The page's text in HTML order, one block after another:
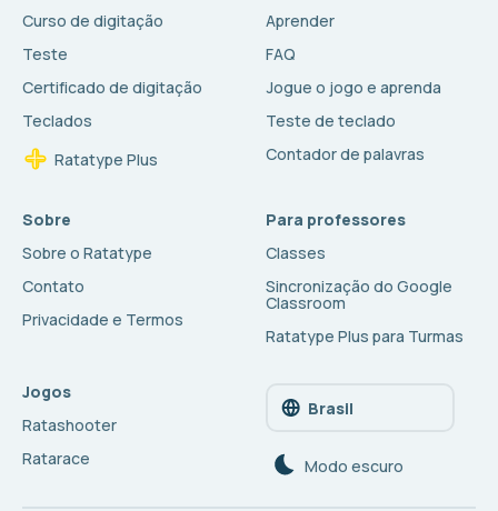
Curso de digitação
Teste
Certificado de digitação
Teclados
Ratatype Plus
Aprender
FAQ
Jogue o jogo e aprenda
Teste de teclado
Contador de palavras
Sobre
Sobre o Ratatype
Contato
Privacidade e Termos
Para professores
Classes
Sincronização do Google
Classroom
Ratatype Plus para Turmas
Jogos
Ratashooter
Ratarace
Brasil
Modo escuro